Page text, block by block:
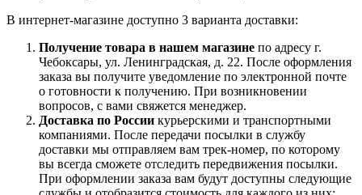
В интернет-магазине доступно 3 варианта доставки:
Получение товара в нашем магазине по адресу г.
Чебоксары, ул. Ленинградская, д. 22. После оформления
заказа вы получите уведомление по электронной почте
о готовности к получению. При возникновении
вопросов, с вами свяжется менеджер.
Доставка по России курьерскими и транспортными
компаниями. После передачи посылки в службу
доставки мы отправляем вам трек-номер, по которому
вы всегда сможете отследить передвижения посылки.
При оформлении заказа вам будут доступны следующие